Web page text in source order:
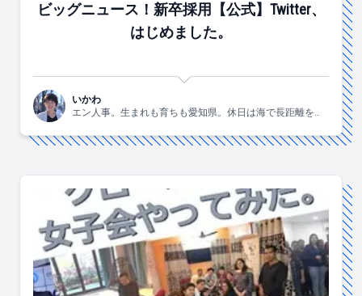
ビッグニュース！新卒採用【公式】Twitter、
はじめました。
いかわ
エン人事。生まれも育ちも愛知県。休日は海で長距離を泳